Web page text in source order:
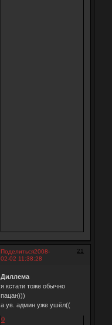
Поделиться 21
2008-
02-02 11:38:28
Диллема
я кстати тоже обычно
пацан)))
а ув. админ уже ушёл((
0